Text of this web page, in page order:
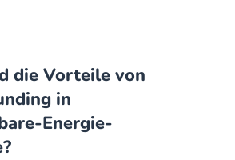
die Vorteile von
in
Energie-